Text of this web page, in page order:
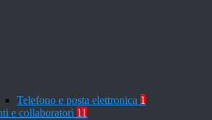
Telefono e posta elettronica 1
e collaboratori 11